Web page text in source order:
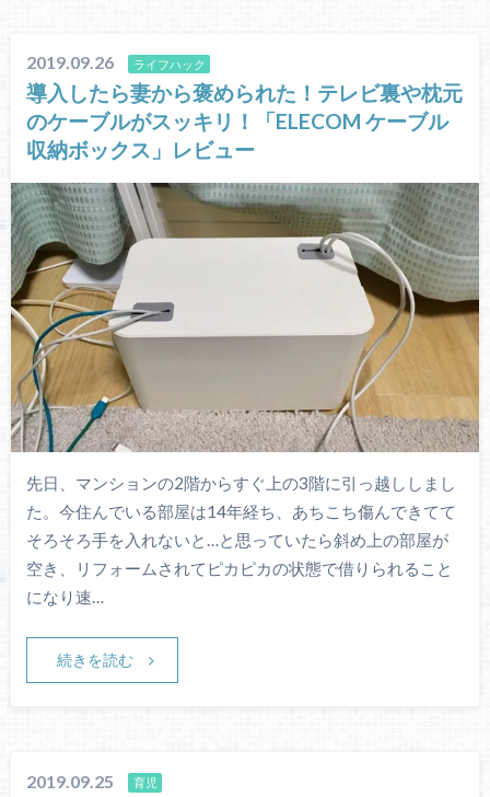
2019.09.26 ライフハック
導入したら妻から褒められた！テレビ裏や枕元
のケーブルがスッキリ！「ELECOM ケーブル
収納ボックス」レビュー
先日、マンションの2階からすぐ上の3階に引っ越ししまし
た。今住んでいる部屋は14年経ち、あちこち傷んできてて
そろそろ手を入れないと…と思っていたら斜め上の部屋が
空き、リフォームされてピカピカの状態で借りられること
になり速…
続きを読む
2019.09.25 育児